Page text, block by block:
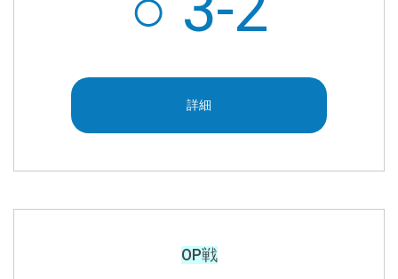
詳細
OP戦